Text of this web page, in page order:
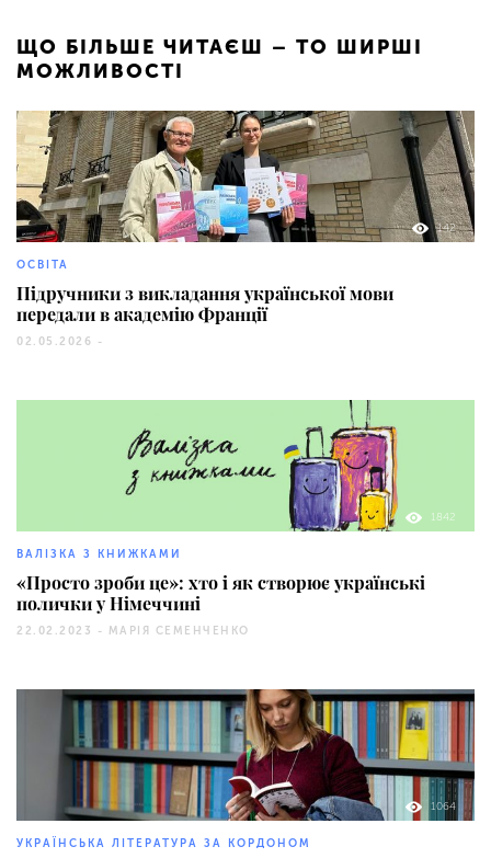
ЩО БІЛЬШЕ ЧИТАЄШ – ТО ШИРШІ
МОЖЛИВОСТІ
142
ОСВІТА
Підручники з викладання української мови
передали в академію Франції
02.05.2026 -
1842
ВАЛІЗКА З КНИЖКАМИ
«Просто зроби це»: хто і як створює українські
полички у Німеччині
22.02.2023 - МАРІЯ СЕМЕНЧЕНКО
1064
УКРАЇНСЬКА ЛІТЕРАТУРА ЗА КОРДОНОМ